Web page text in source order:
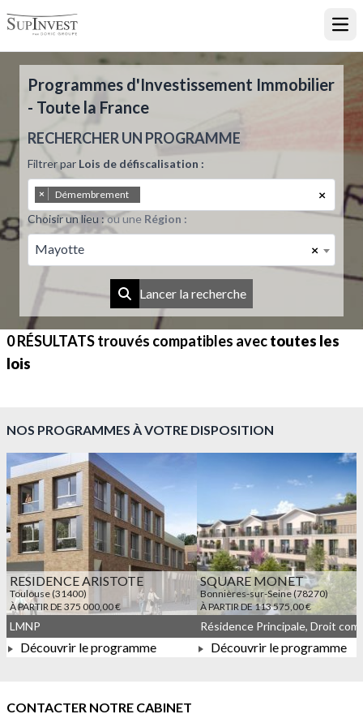
Programmes d'Investissement Immobilier
- Toute la France
RECHERCHER UN PROGRAMME
Filtrer par Lois de défiscalisation :
×
× Démembrement
Choisir un lieu :ou une Région :
×
Mayotte
Lancer la recherche
0 RÉSULTATStrouvés compatibles avectoutes les
lois
NOS PROGRAMMES À VOTRE DISPOSITION
RESIDENCE ARISTOTE
Toulouse (31400)
À PARTIR DE 375 000,00 €
À PARTIR DE 375 000,00 €
LMNP
Découvrir le programme
SQUARE MONET
Bonnières-sur-Seine (78270)
À PARTIR DE 113 575,00 €
Découvrir le programme
CONTACTER NOTRE CABINET